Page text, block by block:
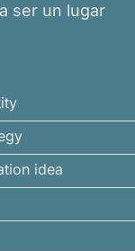
ser un lugar
idea